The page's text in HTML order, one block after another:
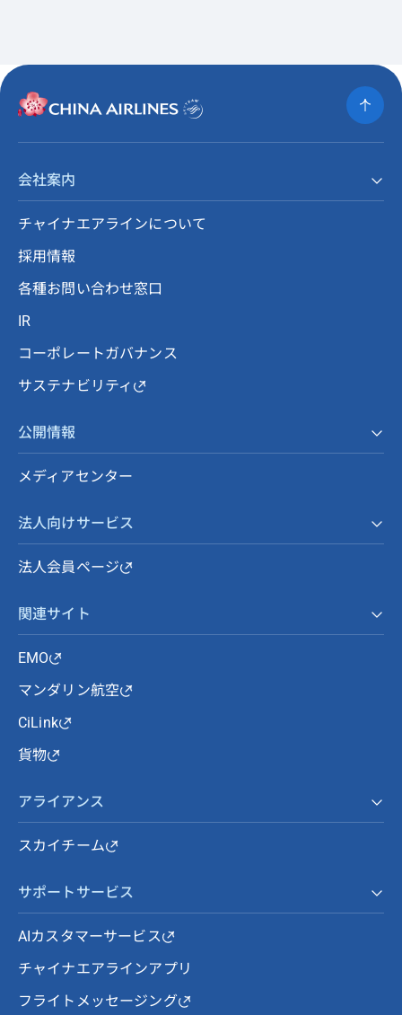
会社案内
チャイナエアラインについて
採用情報
各種お問い合わせ窓口
IR
コーポレートガバナンス
サステナビリティ
公開情報
メディアセンター
法人向けサービス
法人会員ページ
関連サイト
EMO
マンダリン航空
CiLink
貨物
アライアンス
スカイチーム
サポートサービス
AIカスタマーサービス
チャイナエアラインアプリ
フライトメッセージング